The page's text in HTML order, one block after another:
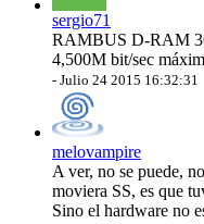
sergio71
RAMBUS D-RAM
4,500M bit/sec
- Julio 24 2015 16:32:31
melovampire
A ver, no se puede,
moviera SS, es que
Sino el hardware no